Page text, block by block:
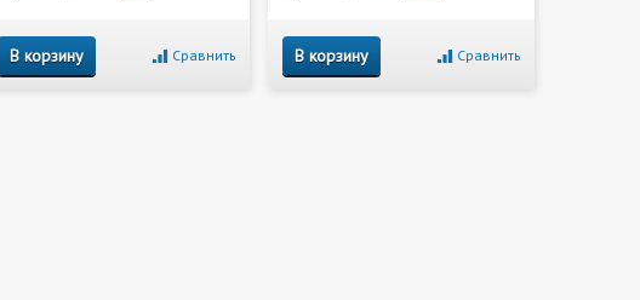
В корзину Сравнить В корзину Сравнить